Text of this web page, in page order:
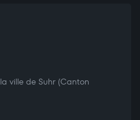
ville de Suhr (Canton